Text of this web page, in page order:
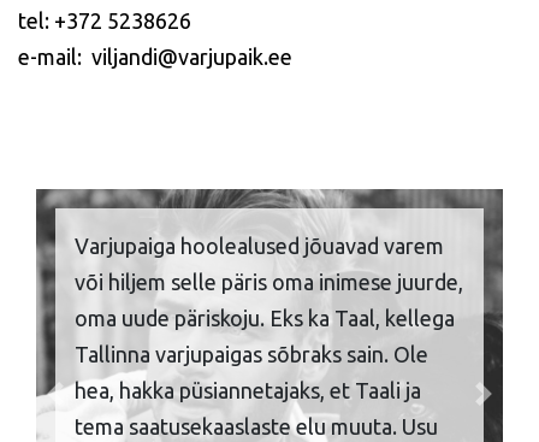
tel: +372 5238626
e-mail: viljandi@varjupaik.ee
Varjupaiga hoolealused jõuavad varem
või hiljem selle päris oma inimese juurde,
oma uude päriskoju. Eks ka Taal, kellega
Tallinna varjupaigas sõbraks sain. Ole
hea, hakka püsiannetajaks, et Taali ja
tema saatusekaaslaste elu muuta. Usu
Previous Next